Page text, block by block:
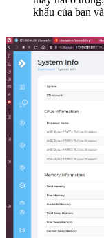
khẩu của bạn